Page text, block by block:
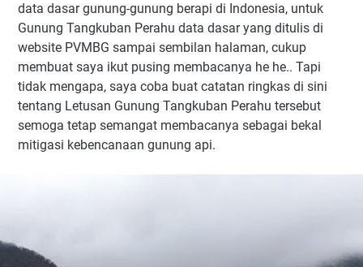
data dasar gunung-gunung berapi di Indonesia, untuk
Gunung Tangkuban Perahu data dasar yang ditulis di
website PVMBG sampai sembilan halaman, cukup
membuat saya ikut pusing membacanya he he.. Tapi
tidak mengapa, saya coba buat catatan ringkas di sini
tentang Letusan Gunung Tangkuban Perahu tersebut
semoga tetap semangat membacanya sebagai bekal
mitigasi kebencanaan gunung api.